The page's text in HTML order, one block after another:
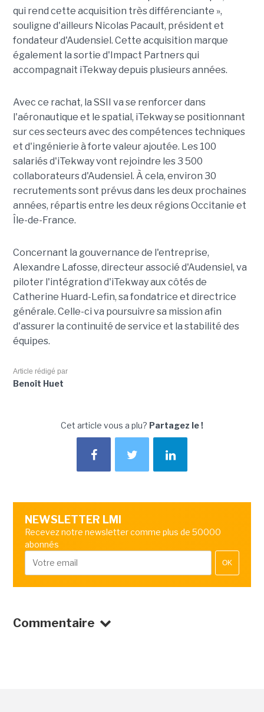
qui rend cette acquisition très différenciante »,
souligne d'ailleurs Nicolas Pacault, président et
fondateur d'Audensiel. Cette acquisition marque
également la sortie d'Impact Partners qui
accompagnait iTekway depuis plusieurs années.
Avec ce rachat, la SSII va se renforcer dans
l'aéronautique et le spatial, iTekway se positionnant
sur ces secteurs avec des compétences techniques
et d'ingénierie à forte valeur ajoutée. Les 100
salariés d'iTekway vont rejoindre les 3 500
collaborateurs d'Audensiel. À cela, environ 30
recrutements sont prévus dans les deux prochaines
années, répartis entre les deux régions Occitanie et
Île-de-France.
Concernant la gouvernance de l'entreprise,
Alexandre Lafosse, directeur associé d'Audensiel, va
piloter l'intégration d'iTekway aux côtés de
Catherine Huard-Lefin, sa fondatrice et directrice
générale. Celle-ci va poursuivre sa mission afin
d'assurer la continuité de service et la stabilité des
équipes.
Article rédigé par
Benoît Huet
Cet article vous a plu? Partagez le !
NEWSLETTER LMI
Recevez notre newsletter comme plus de 50000
abonnés
OK
Commentaire